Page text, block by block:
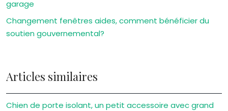
garage
Changement fenêtres aides, comment bénéficier du
soutien gouvernemental?
Articles similaires
Chien de porte isolant, un petit accessoire avec grand